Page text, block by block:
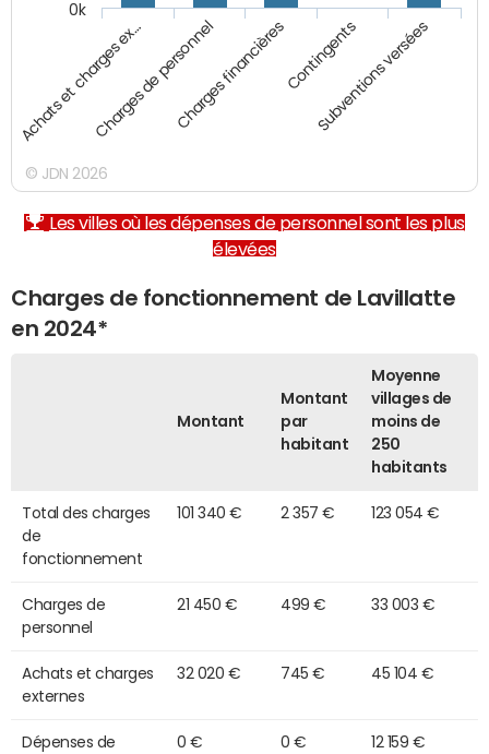
Achats et charges ex…Charges de personnelCharges financièresContingents
Subventions versées
0k
© JDN 2026
Les villes où les dépenses de personnel sont les plus
élevées
Charges de fonctionnement de Lavillatte
en 2024*
Montant
Montant
par
habitant
Moyenne
villages de
moins de
250
habitants
Total des charges
de
fonctionnement
101 340 € 2 357 € 123 054 €
Charges de
personnel
21 450 € 499 € 33 003 €
Achats et charges
externes
32 020 € 745 € 45 104 €
Dépenses de 0 € 0 € 12 159 €